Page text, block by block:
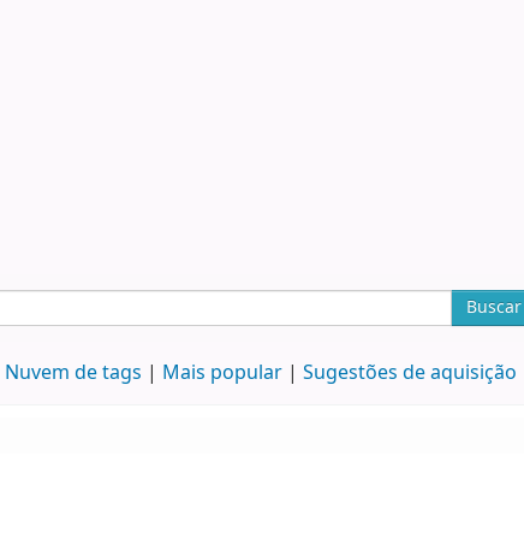
Buscar
Nuvem de tags Mais popular Sugestões de aquisição